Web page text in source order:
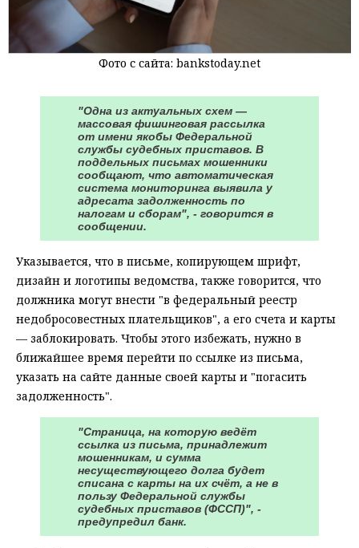
Фото с сайта: bankstoday.net
"Одна из актуальных схем —
массовая фишинговая рассылка
от имени якобы Федеральной
службы судебных приставов. В
поддельных письмах мошенники
сообщают, что автоматическая
система мониторинга выявила у
адресата задолженность по
налогам и сборам", - говорится в
сообщении.
Указывается, что в письме, копирующем шрифт,
дизайн и логотипы ведомства, также говорится, что
должника могут внести "в федеральный реестр
недобросовестных плательщиков", а его счета и карты
— заблокировать. Чтобы этого избежать, нужно в
ближайшее время перейти по ссылке из письма,
указать на сайте данные своей карты и "погасить
задолженность".
"Страница, на которую ведёт
ссылка из письма, принадлежит
мошенникам, и сумма
несуществующего долга будет
списана с карты на их счёт, а не в
пользу Федеральной службы
судебных приставов (ФССП)", -
предупредил банк.